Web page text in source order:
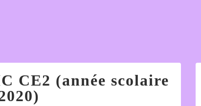
CE2 (année scolaire